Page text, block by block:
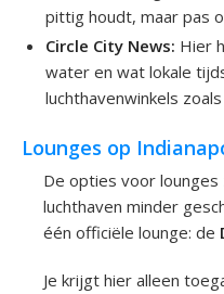
pittig houdt, maar pas
Circle City News: Hier
water en wat lokale
luchthavenwinkels
Lounges op
De opties voor
luchthaven minder
één officiële lounge: de
Je krijgt hier alleen